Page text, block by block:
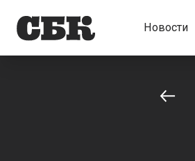
Новости